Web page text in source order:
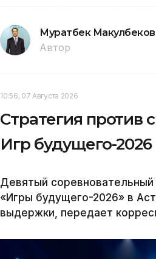
Муратбек Макулбеков
Автор
10:56, 07 Августа 2026
Стратегия против
Игр будущего-2026
Девятый
«Игры будущего-2026» в
выдержки, передает